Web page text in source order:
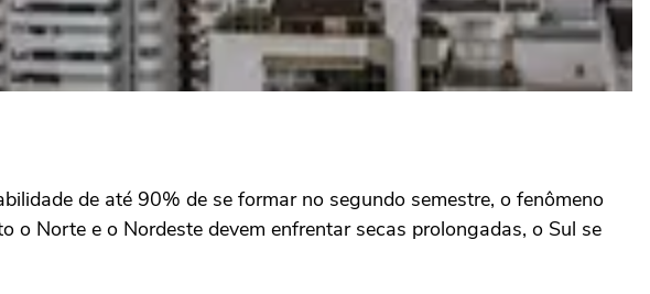
de até 90% de se formar no segundo semestre, o fenômeno
Norte e o Nordeste devem enfrentar secas prolongadas, o Sul se